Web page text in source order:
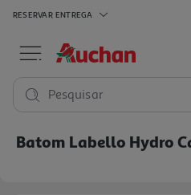
RESERVAR ENTREGA
Pesquisar
Batom Labello Hydro